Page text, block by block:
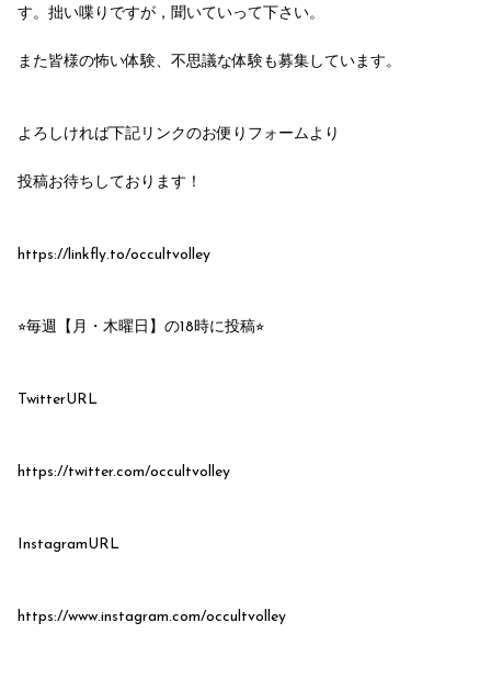
す。拙い喋りですが，聞いていって下さい。
また皆様の怖い体験、不思議な体験も募集しています。
よろしければ下記リンクのお便りフォームより
投稿お待ちしております！
https://linkfly.to/occultvolley
⭐︎毎週【月・木曜日】の18時に投稿⭐︎
TwitterURL
https://twitter.com/occultvolley
InstagramURL
https://www.instagram.com/occultvolley